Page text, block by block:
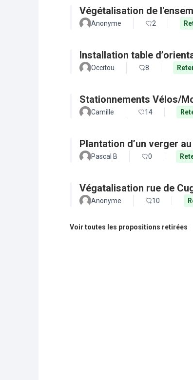
Végétalisation de
Anonyme 2
Installation table
Occitou 8
Stationnements Vélos/
Camille 14
Plantation d’un verger
Pascal B 0
Végatalisation rue de
Anonyme 10
Voir toutes les propositions retirées